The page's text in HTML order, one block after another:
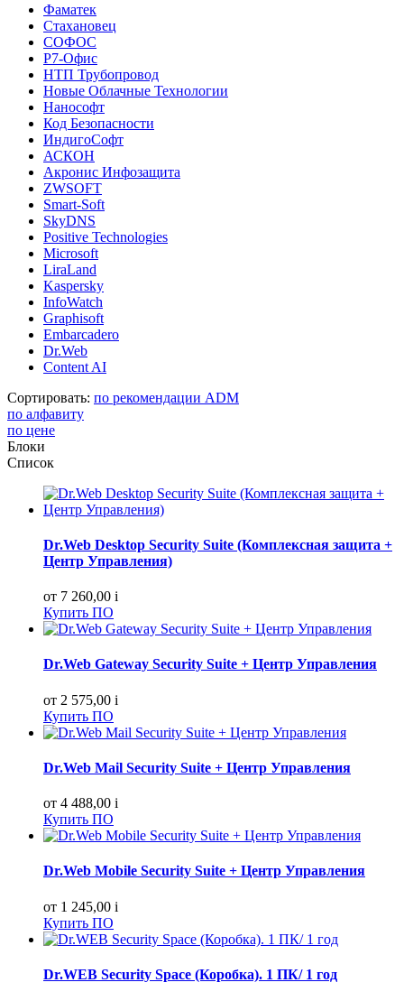
Фаматек
Стахановец
СОФОС
Р7-Офис
НТП Трубопровод
Новые Облачные Технологии
Нанософт
Код Безопасности
ИндигоСофт
АСКОН
Акронис Инфозащита
ZWSOFT
Smart-Soft
SkyDNS
Positive Technologies
Microsoft
LiraLand
Kaspersky
InfoWatch
Graphisoft
Embarcadero
Dr.Web
Content AI
Сортировать: по рекомендации ADM
по алфавиту
по цене
Блоки
Список
Dr.Web Desktop Security Suite (Комплексная защита +
Центр Управления)
от 7 260,00 i
Купить ПО
Dr.Web Gateway Security Suite + Центр Управления
от 2 575,00 i
Купить ПО
Dr.Web Mail Security Suite + Центр Управления
от 4 488,00 i
Купить ПО
Dr.Web Mobile Security Suite + Центр Управления
от 1 245,00 i
Купить ПО
Dr.WEB Security Space (Коробка). 1 ПК/ 1 год